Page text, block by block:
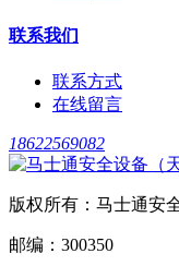
联系我们
联系方式
在线留言
18622569082
版权所有：马士通安
邮编：300350